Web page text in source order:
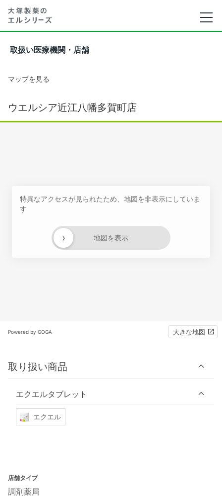
取扱い医療機関・店舗
マップを見る
ウエルシア近江八幡多賀町店
特異なアクセスが見られたため、地図を非表示にしていま
す
地図を表示
›
Powered by GOGA 大きな地図
取り扱い商品
エクエルタブレット
エクエル
店舗タイプ
調剤薬局